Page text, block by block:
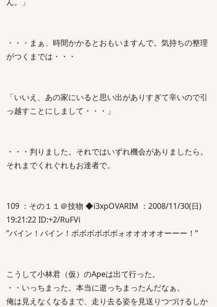
・・・まぁ、時間かかるとおもいますんで。気持ちの整理
がつくまでは・・・
「いいえ、あの家にいると思い出がありすぎて辛いので引
っ越すことにしまして・・・」
・・・判りました。それではいずれ機会がありましたら。
それまでくれぐれもお達者で。
109 ：その１１＠技物 ◆i3xpOVARIM ：2008/11/30(日)
19:21:22 ID:+2/RuFVi
”バイン！バイン！ボボボボボボォオオオオオーーー！”
こうして小林君（仮）のApeは出て行った。
・・いっちまった。本当に逝っちまったんだなぁ。
俺は見えなくなるまで、走り去る姿を見送りつづけるしか